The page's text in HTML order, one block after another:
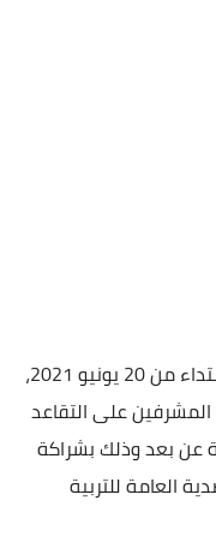
👨‍🏫 تنظم مؤسسة محمد السادس، ابتداء من 20 يونيو 2021،
المشرفين على التقاعد
عن بعد وذلك بشراكة
العامة للتربية